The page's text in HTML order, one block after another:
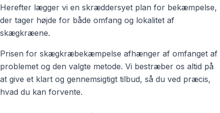
Herefter lægger vi en skræddersyet plan for bekæmpelse,
der tager højde for både omfang og lokalitet af
skægkræene.
Prisen for skægkræbekæmpelse afhænger af omfanget af
problemet og den valgte metode. Vi bestræber os altid på
at give et klart og gennemsigtigt tilbud, så du ved præcis,
hvad du kan forvente.